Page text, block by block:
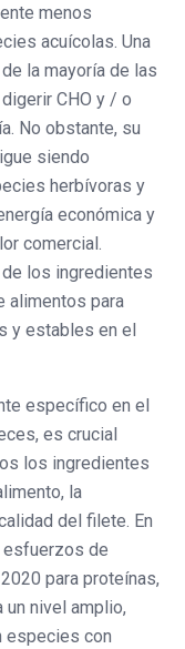
menos
acuícolas. Una
la mayoría de las
CHO y / o
No obstante, su
siendo
herbívoras y
económica y
comercial.
los ingredientes
alimentos para
y estables en el
específico en el
es crucial
los ingredientes
la
del filete. En
esfuerzos de
para proteínas,
un nivel amplio,
especies con